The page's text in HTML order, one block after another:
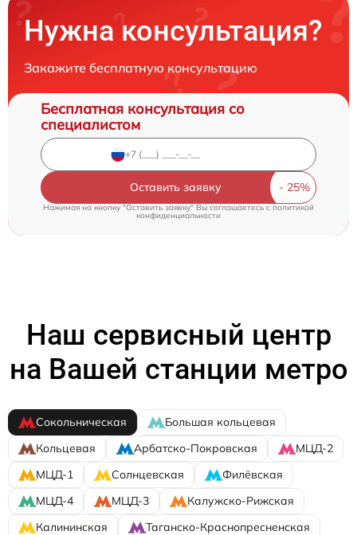
Нужна консультация?
Закажите бесплатную консультацию
Бесплатная консультация со
специалистом
Оставить заявку
Нажимая на кнопку "Оставить заявку" Вы соглашаетесь cполитикой
конфиденциальности
Наш сервисный центр
на Вашей станции метро
Сокольническая
Большая кольцевая
Кольцевая
Арбатско-Покровская
МЦД-2
МЦД-1
Солнцевская
Филёвская
МЦД-4
МЦД-3
Калужско-Рижская
Калининская
Таганско-Краснопресненская